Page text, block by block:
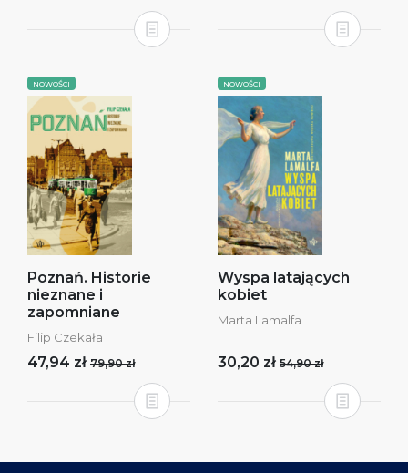
NOWOŚCI
Poznań. Historie
nieznane i
zapomniane
Filip Czekała
47,94 zł 79,90 zł
NOWOŚCI
Wyspa latających
kobiet
Marta Lamalfa
30,20 zł 54,90 zł